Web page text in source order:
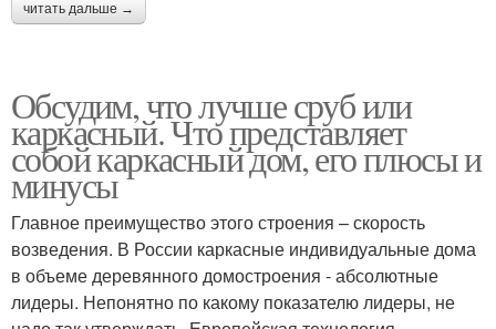
читать дальше →
Обсудим, что лучше сруб или
каркасный. Что представляет
собой каркасный дом, его плюсы и
минусы
Главное преимущество этого строения – скорость
возведения. В России каркасные индивидуальные дома
в объеме деревянного домостроения - абсолютные
лидеры. Непонятно по какому показателю лидеры, не